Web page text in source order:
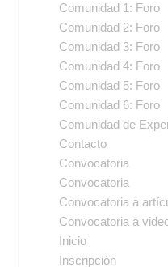
Comunidad 1: Foro
Comunidad 2: Foro
Comunidad 3: Foro
Comunidad 4: Foro
Comunidad 5: Foro
Comunidad 6: Foro
Comunidad de
Contacto
Convocatoria
Convocatoria
Convocatoria a
Convocatoria a
Inicio
Inscripción